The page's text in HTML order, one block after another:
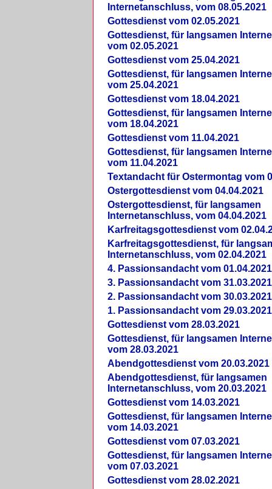
Internetanschluss, vom 08.05.2021
Gottesdienst vom 02.05.2021
Gottesdienst, für langsamen
vom 02.05.2021
Gottesdienst vom 25.04.2021
Gottesdienst, für langsamen
vom 25.04.2021
Gottesdienst vom 18.04.2021
Gottesdienst, für langsamen
vom 18.04.2021
Gottesdienst vom 11.04.2021
Gottesdienst, für langsamen
vom 11.04.2021
Textandacht für Ostermontag vom
Ostergottesdienst vom 04.04.2021
Ostergottesdienst, für langsamen
Internetanschluss, vom 04.04.2021
Karfreitagsgottesdienst vom
Karfreitagsgottesdienst, für
Internetanschluss, vom 02.04.2021
4. Passionsandacht vom 01.04.2021
3. Passionsandacht vom 31.03.2021
2. Passionsandacht vom 30.03.2021
1. Passionsandacht vom 29.03.2021
Gottesdienst vom 28.03.2021
Gottesdienst, für langsamen
vom 28.03.2021
Abendgottesdienst vom 20.03.2021
Abendgottesdienst, für langsamen
Internetanschluss, vom 20.03.2021
Gottesdienst vom 14.03.2021
Gottesdienst, für langsamen
vom 14.03.2021
Gottesdienst vom 07.03.2021
Gottesdienst, für langsamen
vom 07.03.2021
Gottesdienst vom 28.02.2021